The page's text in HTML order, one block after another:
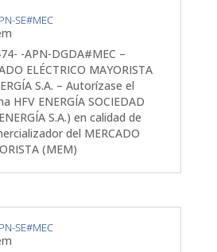
SE#MEC
-APN-DGDA#MEC –
ELÉCTRICO MAYORISTA
S.A. – Autorízase el
HFV ENERGÍA SOCIEDAD
S.A.) en calidad de
del MERCADO
(MEM)
SE#MEC